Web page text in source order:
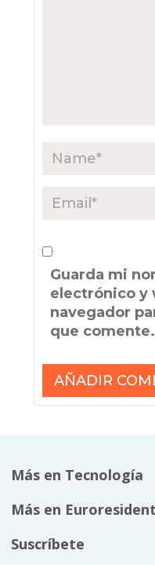
Guarda mi
electrónico y
navegador
que comente.
Más en Tecnología
Más en
Suscríbete